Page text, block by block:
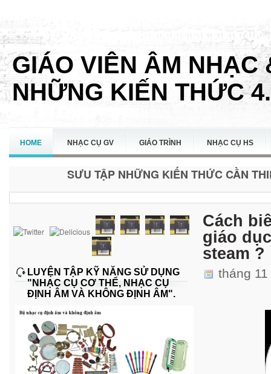
GIÁO VIÊN ÂM NHẠC
NHỮNG KIẾN THỨC
HOME NHẠC CỤ GV GIÁO TRÌNH NHẠC CỤ HS
SƯU TẬP NHỮNG KIẾN THỨC CẦN
LUYỆN TẬP KỸ NĂNG SỬ DỤNG
"NHẠC CỤ CƠ THỂ, NHẠC CỤ
ĐỊNH ÂM VÀ KHÔNG ĐỊNH ÂM".
Cách
giáo
steam ?
tháng